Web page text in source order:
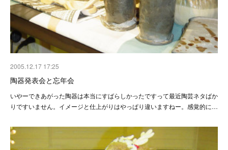
2005.12.17 17:25
陶器発表会と忘年会
いやーできあがった陶器は本当にすばらしかったですって最近陶芸ネタばか
りですいません。イメージと仕上がりはやっぱり違いますねー。感覚的に…